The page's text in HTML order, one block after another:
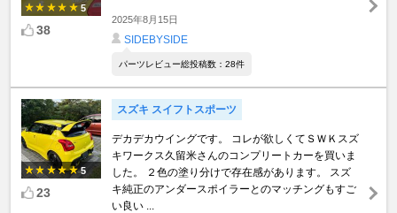
5
38
2025年8月15日
SIDEBYSIDE
パーツレビュー総投稿数：28件
5
23
スズキ スイフトスポーツ
デカデカウイングです。 コレが欲しくてＳＷＫスズ
キワークス久留米さんのコンプリートカーを買いま
した。 ２色の塗り分けで存在感があります。 スズ
キ純正のアンダースポイラーとのマッチングもすご
い良い ...